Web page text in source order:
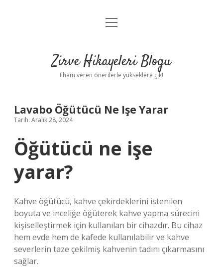
Anasayfa
Yasal Uyarı
menüyü
Zirve Hikayeleri Blogu
İlham veren önerilerle yükseklere çık!
Lavabo Öğütücü Ne Işe Yarar
Tarih: Aralık 28, 2024
Öğütücü ne işe
yarar?
Kahve öğütücü, kahve çekirdeklerini istenilen
boyuta ve inceliğe öğüterek kahve yapma sürecini
kişiselleştirmek için kullanılan bir cihazdır. Bu cihaz
hem evde hem de kafede kullanılabilir ve kahve
severlerin taze çekilmiş kahvenin tadını çıkarmasını
sağlar.